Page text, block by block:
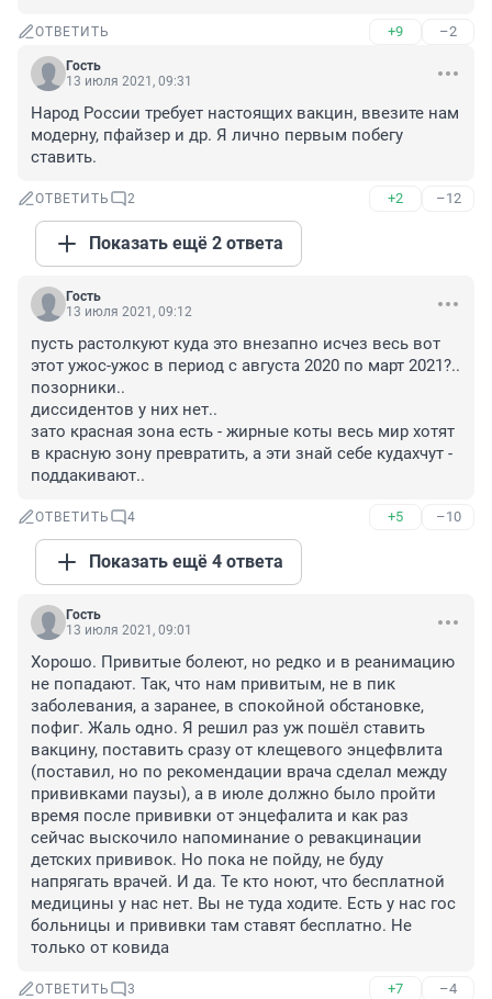
ОТВЕТИТЬ +9 –2
Гость
13 июля 2021, 09:31
Народ России требует настоящих вакцин, ввезите нам
модерну, пфайзер и др. Я лично первым побегу
ставить.
ОТВЕТИТЬ 2 +2 –12
Показать ещё 2 ответа
Гость
13 июля 2021, 09:12
пусть растолкуют куда это внезапно исчез весь вот
этот ужос-ужос в период с августа 2020 по март 2021?..
позорники..
диссидентов у них нет..
зато красная зона есть - жирные коты весь мир хотят
в красную зону превратить, а эти знай себе кудахчут -
поддакивают..
ОТВЕТИТЬ 4 +5 –10
Показать ещё 4 ответа
Гость
13 июля 2021, 09:01
Хорошо. Привитые болеют, но редко и в реанимацию
не попадают. Так, что нам привитым, не в пик
заболевания, а заранее, в спокойной обстановке,
пофиг. Жаль одно. Я решил раз уж пошёл ставить
вакцину, поставить сразу от клещевого энцефвлита
(поставил, но по рекомендации врача сделал между
прививками паузы), а в июле должно было пройти
время после прививки от энцефалита и как раз
сейчас выскочило напоминание о ревакцинации
детских прививок. Но пока не пойду, не буду
напрягать врачей. И да. Те кто ноют, что бесплатной
медицины у нас нет. Вы не туда ходите. Есть у нас гос
больницы и прививки там ставят бесплатно. Не
только от ковида
ОТВЕТИТЬ 3 +7 –4